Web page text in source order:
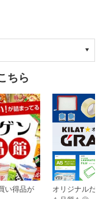
ちら
い得品が
オリジナルだか